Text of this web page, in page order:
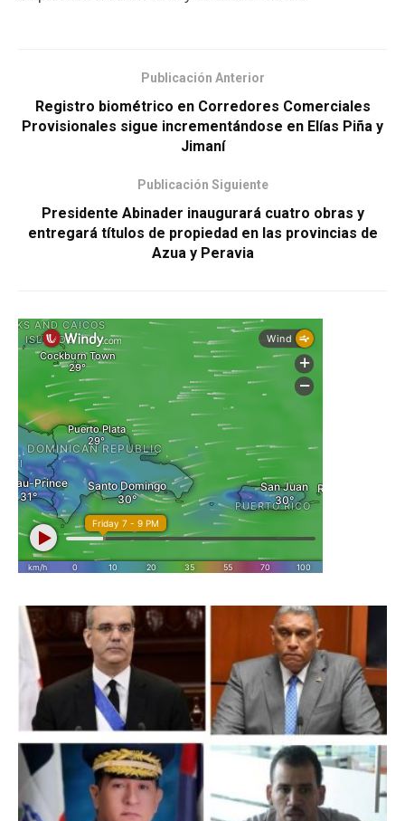
Publicación Anterior
Registro biométrico en Corredores Comerciales
Provisionales sigue incrementándose en Elías Piña y
Jimaní
Publicación Siguiente
Presidente Abinader inaugurará cuatro obras y
entregará títulos de propiedad en las provincias de
Azua y Peravia